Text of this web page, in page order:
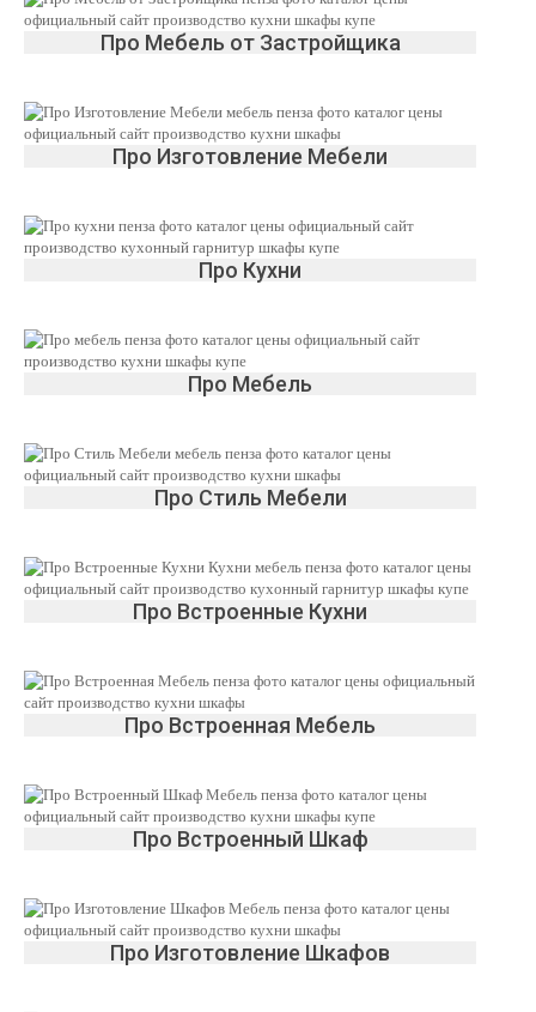
Про Мебель от Застройщика
Про Изготовление Мебели
Про Кухни
Про Мебель
Про Стиль Мебели
Про Встроенные Кухни
Про Встроенная Мебель
Про Встроенный Шкаф
Про Изготовление Шкафов